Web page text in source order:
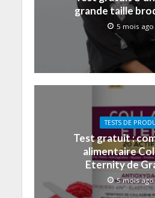
grande taille
5 mois ago
TESTS DE
Test gratuit :
alimentaire
Eternity de
5 mois ago